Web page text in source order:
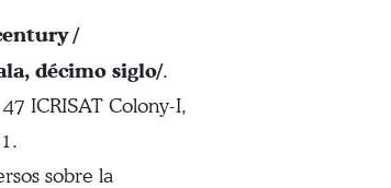
/
décimo siglo/.
ICRISAT Colony-I,
sobre la